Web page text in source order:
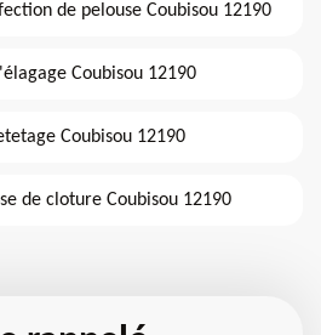
de pelouse Coubisou 12190
Coubisou 12190
Coubisou 12190
de cloture Coubisou 12190